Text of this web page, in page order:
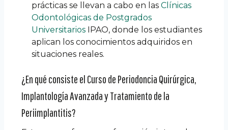
prácticas se llevan a cabo en las Clínicas
Odontológicas de Postgrados
Universitarios IPAO, donde los estudiantes
aplican los conocimientos adquiridos en
situaciones reales.
¿En qué consiste el Curso de Periodoncia Quirúrgica,
Implantología Avanzada y Tratamiento de la
Periimplantitis?